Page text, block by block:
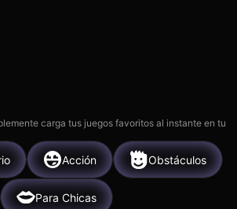
carga tus juegos favoritos al instante en tu
Acción Obstáculos
Para Chicas